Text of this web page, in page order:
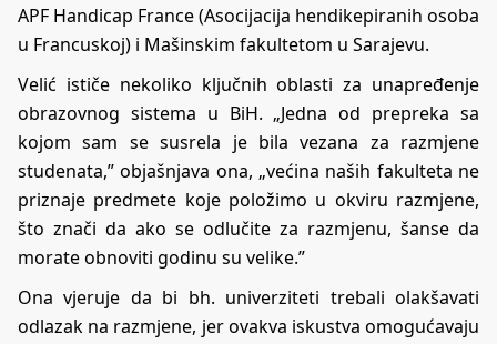
APF Handicap France (Asocijacija hendikepiranih osoba
u Francuskoj) i Mašinskim fakultetom u Sarajevu.
Velić ističe nekoliko ključnih oblasti za unapređenje
obrazovnog sistema u BiH. „Jedna od prepreka sa
kojom sam se susrela je bila vezana za razmjene
studenata,” objašnjava ona, „većina naših fakulteta ne
priznaje predmete koje položimo u okviru razmjene,
što znači da ako se odlučite za razmjenu, šanse da
morate obnoviti godinu su velike.”
Ona vjeruje da bi bh. univerziteti trebali olakšavati
odlazak na razmjene, jer ovakva iskustva omogućavaju